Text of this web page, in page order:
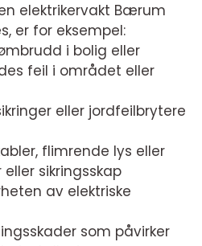
elektrikervakt Bærum
er for eksempel:
i bolig eller
feil i området eller
eller jordfeilbrytere
flimrende lys eller
sikringsskap
av elektriske
som påvirker